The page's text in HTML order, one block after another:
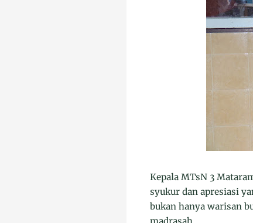
Kepala MTsN 3
syukur dan apresiasi
bukan hanya warisan